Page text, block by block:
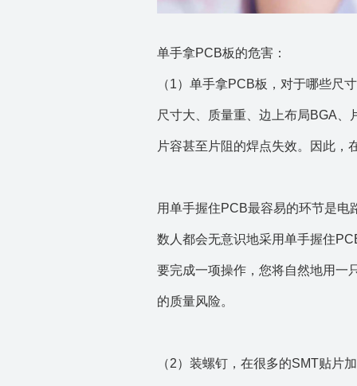
单手拿PCB板的危害：
（1）单手拿PCB板，对于哪些尺
尺寸大、质量重、边上布局BGA
片容甚至片阻的焊点失效。因此，
用单手握住PCB最容易的环节是
数人都会无意识地采用单手握住
要完成一项操作，您将自然地用一
的质量风险。
（2）装螺钉，在很多的SMT贴片